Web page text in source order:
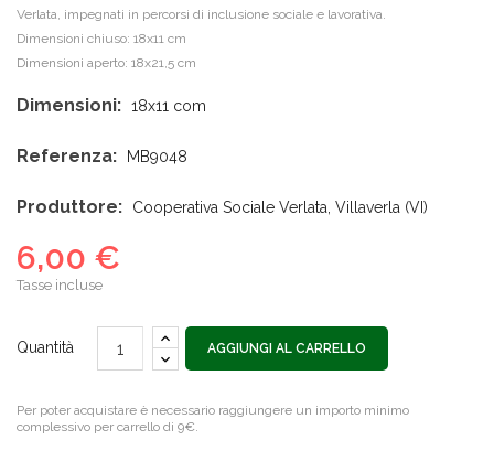
Verlata, impegnati in percorsi di inclusione sociale e lavorativa.
Dimensioni chiuso: 18x11 cm
Dimensioni aperto: 18x21,5 cm
Dimensioni: 18x11 com
Referenza: MB9048
Produttore: Cooperativa Sociale Verlata, Villaverla (VI)
6,00 €
Tasse incluse
Quantità AGGIUNGI AL CARRELLO
Per poter acquistare è necessario raggiungere un importo minimo
complessivo per carrello di 9€.